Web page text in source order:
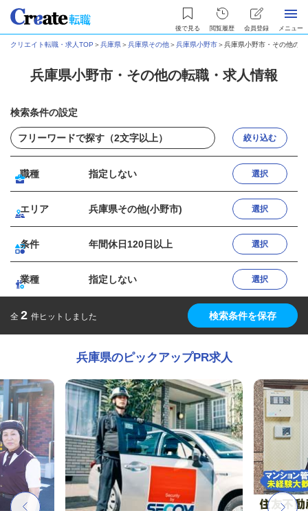
後で見る 閲覧履歴 会員登録 メニュー
クリエイト転職・求人TOP ＞兵庫県＞兵庫県その他＞兵庫県小野市＞兵庫県小野市・その他の
兵庫県小野市・その他の転職・求人情報
検索条件の設定
絞り込む
職種 指定しない 選択
エリア 兵庫県その他(小野市) 選択
条件 年間休日120日以上 選択
業種 指定しない 選択
全 2 件ヒットしました 検索条件を保存
兵庫県のピックアップPR求人